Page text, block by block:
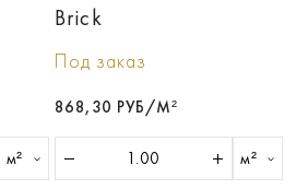
м²
Brick
Под заказ
868,30 РУБ/М²
м²